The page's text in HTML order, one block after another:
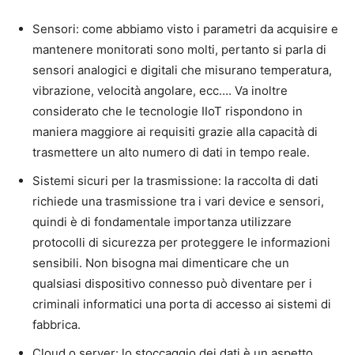
Sensori: come abbiamo visto i parametri da acquisire e
mantenere monitorati sono molti, pertanto si parla di
sensori analogici e digitali che misurano temperatura,
vibrazione, velocità angolare, ecc…. Va inoltre
considerato che le tecnologie IIoT rispondono in
maniera maggiore ai requisiti grazie alla capacità di
trasmettere un alto numero di dati in tempo reale.
Sistemi sicuri per la trasmissione: la raccolta di dati
richiede una trasmissione tra i vari device e sensori,
quindi è di fondamentale importanza utilizzare
protocolli di sicurezza per proteggere le informazioni
sensibili. Non bisogna mai dimenticare che un
qualsiasi dispositivo connesso può diventare per i
criminali informatici una porta di accesso ai sistemi di
fabbrica.